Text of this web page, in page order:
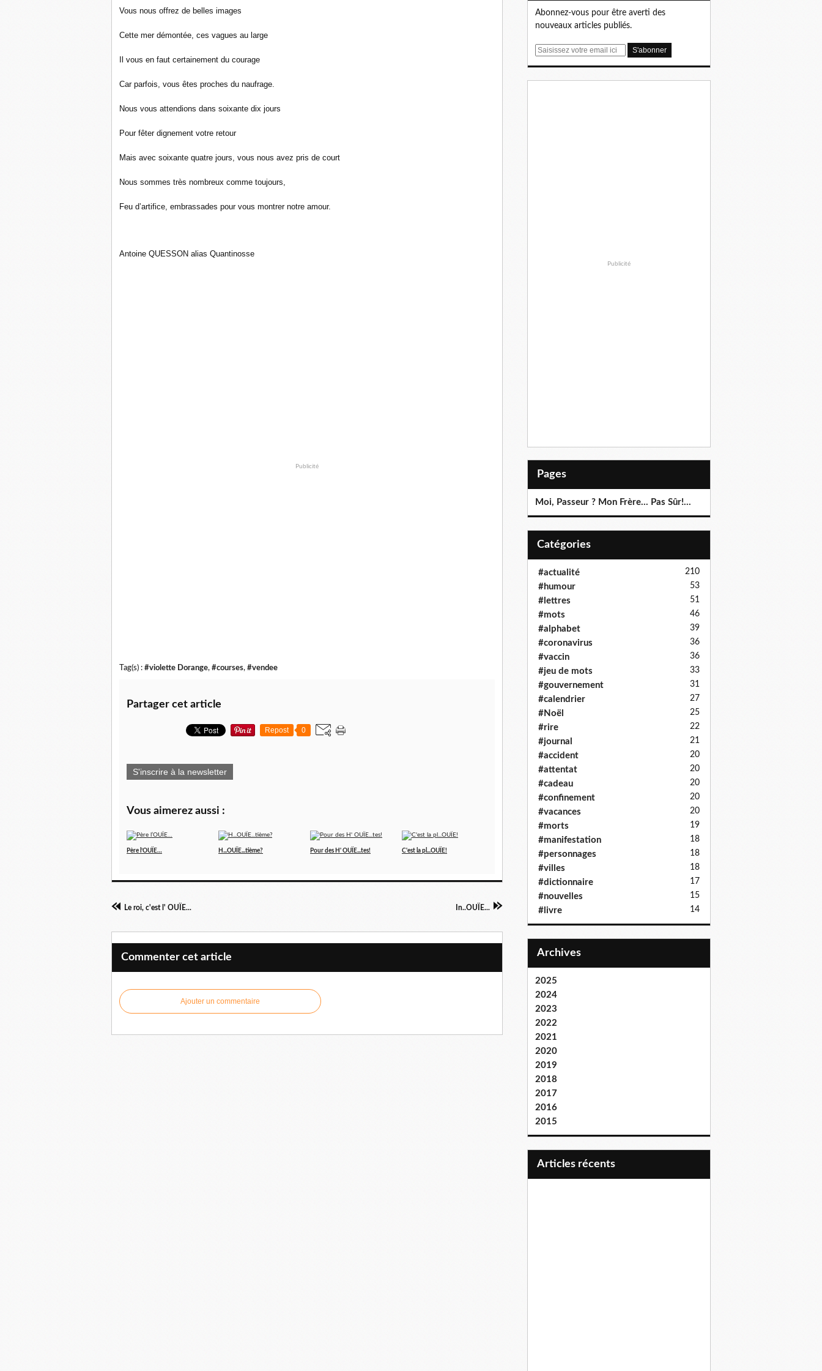
Vous nous offrez de belles images
Cette mer démontée, ces vagues au large
Il vous en faut certainement du courage
Car parfois, vous êtes proches du naufrage.
Nous vous attendions dans soixante dix jours
Pour fêter dignement votre retour
Mais avec soixante quatre jours, vous nous avez pris de court
Nous sommes très nombreux comme toujours,
Feu d’artifice, embrassades pour vous montrer notre amour.
Antoine QUESSON alias Quantinosse
Publicité
Tag(s) : #violette Dorange, #courses, #vendee
Partager cet article
Repost 0
S'inscrire à la newsletter
Vous aimerez aussi :
Père l’OUÏE… H...OUÏE...tième? Pour des H' OUÏE...tes! C'est la pl...OUÏE!
Le roi, c'est l' OUÏE... In..OUÏE...
Commenter cet article
Ajouter un commentaire
Abonnez-vous pour être averti des
nouveaux articles publiés.
E
Publicité
Pages
Moi, Passeur ? Mon Frère... Pas Sûr!...
Catégories
#actualité 210
#humour 53
#lettres 51
#mots 46
#alphabet 39
#coronavirus 36
#vaccin 36
#jeu de mots 33
#gouvernement 31
#calendrier 27
#Noël 25
#rire 22
#journal 21
#accident 20
#attentat 20
#cadeau 20
#confinement 20
#vacances 20
#morts 19
#manifestation 18
#personnages 18
#villes 18
#dictionnaire 17
#nouvelles 15
#livre 14
Archives
2025
2024
2023
2022
2021
2020
2019
2018
2017
2016
2015
articles récents